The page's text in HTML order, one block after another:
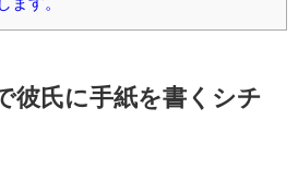
彼氏に手紙を書くシチ